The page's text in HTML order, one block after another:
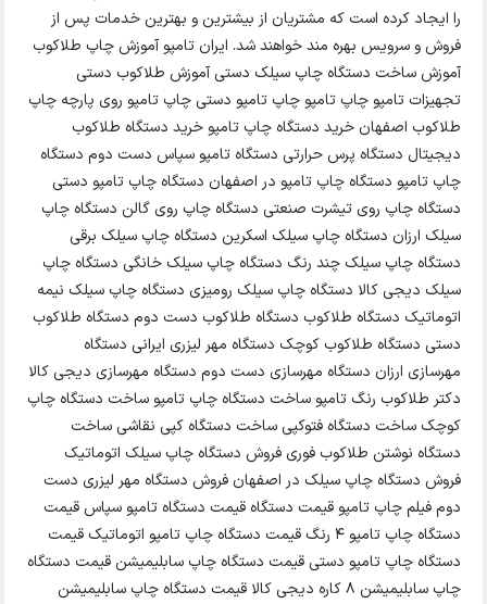
را ایجاد کرده است که مشتریان از بیشترین و بهترین خدمات پس از
فروش و سرویس بهره مند خواهند شد. ایران تامپو آموزش چاپ طلاکوب
آموزش ساخت دستگاه چاپ سیلک دستی آموزش طلاکوب دستی
تجهیزات تامپو چاپ تامپو چاپ تامپو دستی چاپ تامپو روی پارچه چاپ
طلاکوب اصفهان خرید دستگاه چاپ تامپو خرید دستگاه طلاکوب
دیجیتال دستگاه پرس حرارتی دستگاه تامپو سپاس دست دوم دستگاه
چاپ تامپو دستگاه چاپ تامپو در اصفهان دستگاه چاپ تامپو دستی
دستگاه چاپ روی تیشرت صنعتی دستگاه چاپ روی گالن دستگاه چاپ
سیلک ارزان دستگاه چاپ سیلک اسکرین دستگاه چاپ سیلک برقی
دستگاه چاپ سیلک چند رنگ دستگاه چاپ سیلک خانگی دستگاه چاپ
سیلک دیجی کالا دستگاه چاپ سیلک رومیزی دستگاه چاپ سیلک نیمه
اتوماتیک دستگاه طلاکوب دستگاه طلاکوب دست دوم دستگاه طلاکوب
دستی دستگاه طلاکوب کوچک دستگاه مهر لیزری ایرانی دستگاه
مهرسازی ارزان دستگاه مهرسازی دست دوم دستگاه مهرسازی دیجی کالا
دکتر طلاکوب رنگ تامپو ساخت دستگاه چاپ تامپو ساخت دستگاه چاپ
کوچک ساخت دستگاه فتوکپی ساخت دستگاه کپی نقاشی ساخت
دستگاه نوشتن طلاکوب فوری فروش دستگاه چاپ سیلک اتوماتیک
فروش دستگاه چاپ سیلک در اصفهان فروش دستگاه مهر لیزری دست
دوم فیلم چاپ تامپو قیمت دستگاه قیمت دستگاه تامپو سپاس قیمت
دستگاه چاپ تامپو 4 رنگ قیمت دستگاه چاپ تامپو اتوماتیک قیمت
دستگاه چاپ تامپو دستی قیمت دستگاه چاپ سابلیمیشن قیمت دستگاه
چاپ سابلیمیشن 8 کاره دیجی کالا قیمت دستگاه چاپ سابلیمیشن